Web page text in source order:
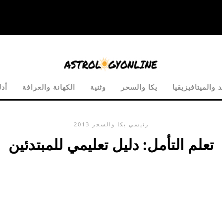
الكهانة والعرافة وثنية يكا والسحر
رئيسي يكا والسحر
تعلم التأمل: دليل تعليمي للمبتدئين